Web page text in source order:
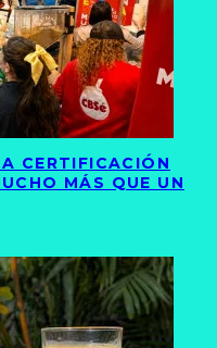
CERTIFICACIÓN
MÁS QUE UN